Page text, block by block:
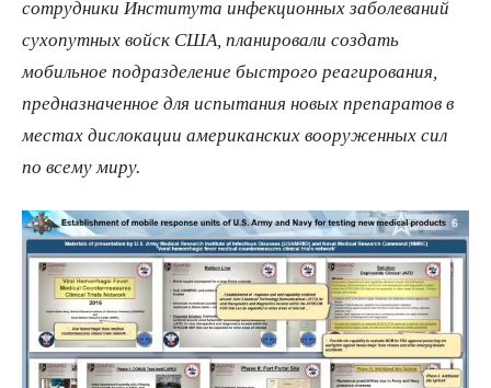
сотрудники Института инфекционных заболеваний
сухопутных войск США, планировали создать
мобильное подразделение быстрого реагирования,
предназначенное для испытания новых препаратов в
местах дислокации американских вооруженных сил
по всему миру.